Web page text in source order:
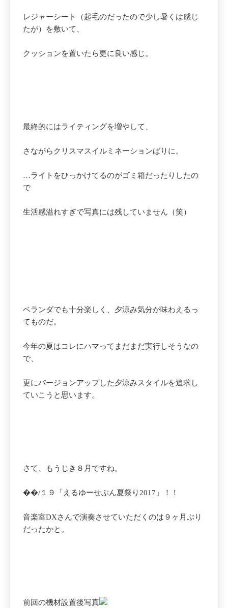
レジャーシート（起毛のだったので少し暑くは感じ
たが）を敷いて、
クッションを置いたら更に良い感じ。
最終的にはライティングを増やして、
さながらクリスマスイルミネーションばりに。
…ライトをひっかけてるのがゴミ箱だったりしたの
で
生活感溢れすぎで写真には残していません（笑）
ベランダでも十分楽しく、夕涼み気分が味わえるっ
てものだ。
今年の夏はコレにハマってまだまだ実行しそうなの
で、
更にバージョンアップした夕涼みスタイルを追求し
ていこうと思います。
さて、もうじき８月ですね。
��/１９「えるゆーせぶん夏祭り2017」！！
音楽室DXさんで演奏させていただくのは９ヶ月ぶり
だったかと。
前回の機材設置後写真